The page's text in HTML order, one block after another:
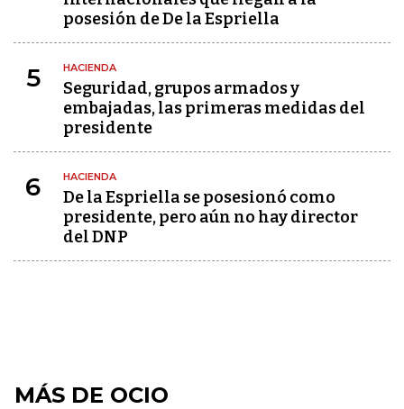
posesión de De la Espriella
5 HACIENDA
Seguridad, grupos armados y
embajadas, las primeras medidas del
presidente
6 HACIENDA
De la Espriella se posesionó como
presidente, pero aún no hay director
del DNP
MÁS DE OCIO